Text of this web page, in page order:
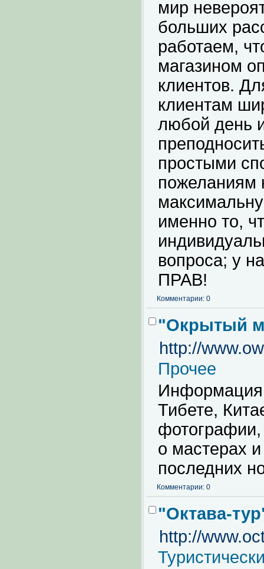
мир
больших
работаем,
магазином
клиентов.
клиентам
любой день
простыми
пожеланиям
именно то,
вопроса; у
ПРАВ!
Комментарии: 0
"Окрытый
http://
Прочее
Информация
Тибете,
фотографии,
о мастерах
последних
Комментарии: 0
"Октава-
http://